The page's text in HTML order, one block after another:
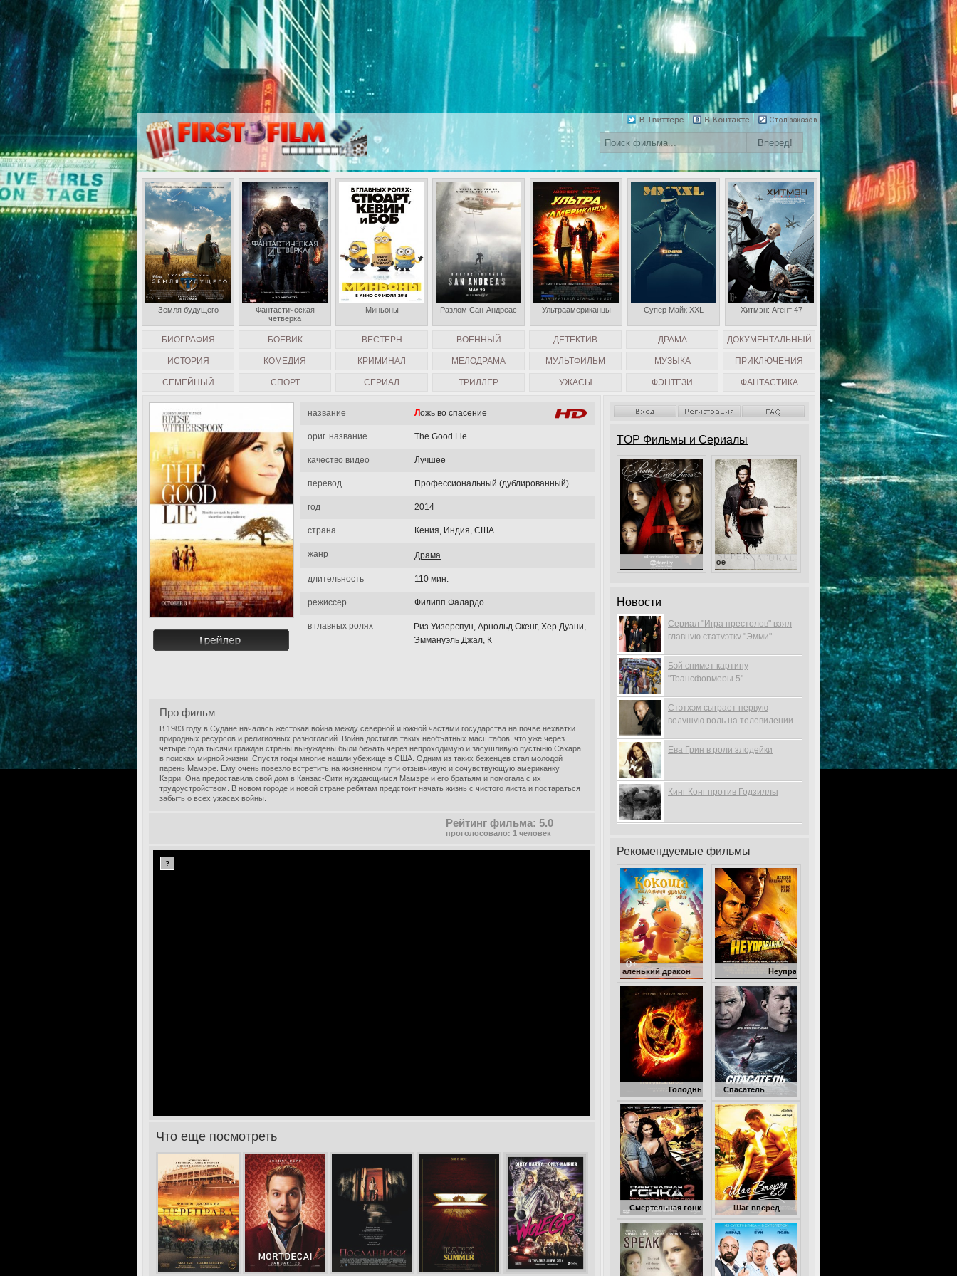
название Ложь во спасение
ориг. название The Good Lie
качество видео Лучшее
перевод Профессиональный (дублированный)
год 2014
страна Кения, Индия, США
жанр Драма
длительность 110 мин.
режиссер Филипп Фалардо
в главных ролях
Риз Уизерспун, Арнольд Окенг, Хер Дуани,
Эммануэль Джал, К
Про фильм
В 1983 году в Судане началась жестокая война между северной и южной частями государства на почве нехватки
природных ресурсов и религиозных разногласий. Война достигла таких необъятных масштабов, что уже через
четыре года тысячи граждан страны вынуждены были бежать через непроходимую и засушливую пустыню Сахара
в поисках мирной жизни. Спустя годы многие нашли убежище в США. Одним из таких беженцев стал молодой
парень Мамэре. Ему очень повезло встретить на жизненном пути отзывчивую и сочувствующую американку
Кэрри. Она предоставила свой дом в Канзас-Сити нуждающимся Мамэре и его братьям и помогала с их
трудоустройством. В новом городе и новой стране ребятам предстоит начать жизнь с чистого листа и постараться
забыть о всех ужасах войны.
Рейтинг фильма: 5.0
проголосовало: 1 человек
?
>Что еще посмотреть
TOP Фильмы и Сериалы
Милые обманщицы Сверхъестественное
Новости
Сериал "Игра престолов" взял
главную статуэтку "Эмми".
Бэй снимет картину
"Трансформеры 5"
Стэтхэм сыграет первую
ведущую роль на телевидении
Ева Грин в роли злодейки
Кинг Конг против Годзиллы
Рекомендуемые фильмы
Кокоша – маленький дракон Неуправляемый
Голодные игры
Смертельная гонка 2: Франкенштейн жив
Шаг вперед
БИОГРАФИЯ БОЕВИК ВЕСТЕРН ВОЕННЫЙ ДЕТЕКТИВ ДРАМА ДОКУМЕНТАЛЬНЫЙ
ИСТОРИЯ КОМЕДИЯ КРИМИНАЛ МЕЛОДРАМА МУЛЬТФИЛЬМ МУЗЫКА ПРИКЛЮЧЕНИЯ
СЕМЕЙНЫЙ СПОРТ СЕРИАЛ ТРИЛЛЕР УЖАСЫ ФЭНТЕЗИ ФАНТАСТИКА
Земля будущего
Фантастическая
четверка
Миньоны Разлом Сан-Андреас Ультраамериканцы Супер Майк XXL Хитмэн: Агент 47